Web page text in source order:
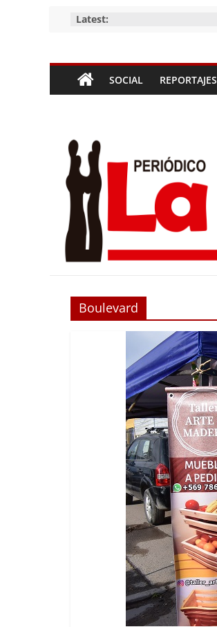
Latest:
Periódico
La
Compañía
Periódico
las
Compañías
SOCIAL REPORTAJES
Boulevard